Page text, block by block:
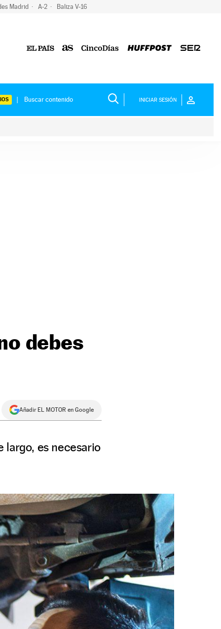
Madrid A-2 Baliza V-16
INICIAR SESIÓN
debes
Añadir EL MOTOR en Google
largo, es necesario